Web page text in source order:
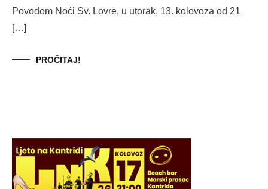
Povodom Noći Sv. Lovre, u utorak, 13. kolovoza od 21
[…]
PROČITAJ!